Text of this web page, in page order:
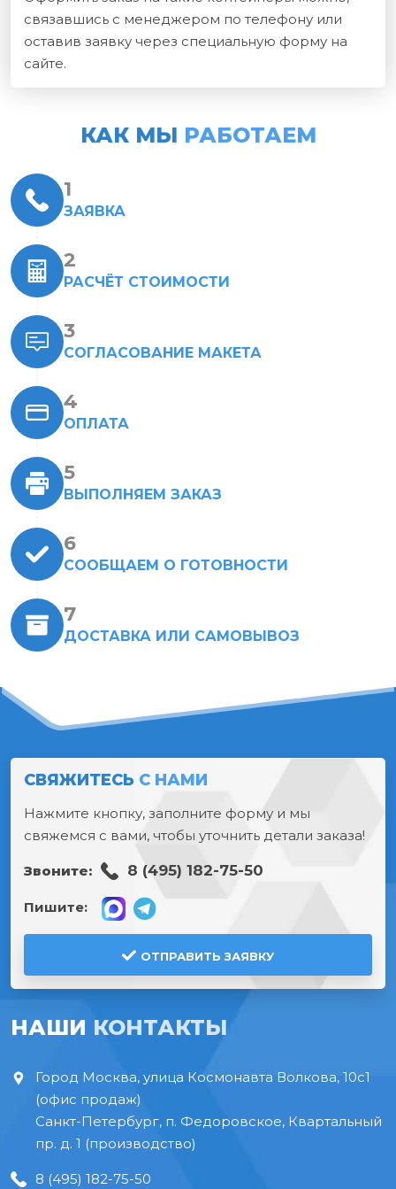
связавшись с менеджером по телефону или
оставив заявку через специальную форму на
сайте.
КАК МЫ РАБОТАЕМ
ЗАЯВКА
РАСЧЁТ СТОИМОСТИ
СОГЛАСОВАНИЕ МАКЕТА
ОПЛАТА
ВЫПОЛНЯЕМ ЗАКАЗ
СООБЩАЕМ О ГОТОВНОСТИ
ДОСТАВКА ИЛИ САМОВЫВОЗ
СВЯЖИТЕСЬ С НАМИ
Нажмите кнопку, заполните форму и мы
свяжемся с вами, чтобы уточнить детали заказа!
Звоните: 8 (495) 182-75-50
Пишите:
ОТПРАВИТЬ ЗАЯВКУ
НАШИ КОНТАКТЫ
Город Москва, улица Космонавта Волкова, 10с1
(офис продаж)
Санкт-Петербург, п. Федоровское, Квартальный
пр. д. 1 (производство)
8 (495) 182-75-50